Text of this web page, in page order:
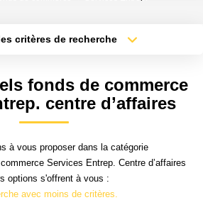
GESTION
MISE EN VENTE
AGENCE
critères de recherche
Surface min
fonds de commerce
centre d’affaires
à vous proposer dans la catégorie
Services Entrep. Centre d’affaires
options s'offrent à vous :
avec moins de critères.